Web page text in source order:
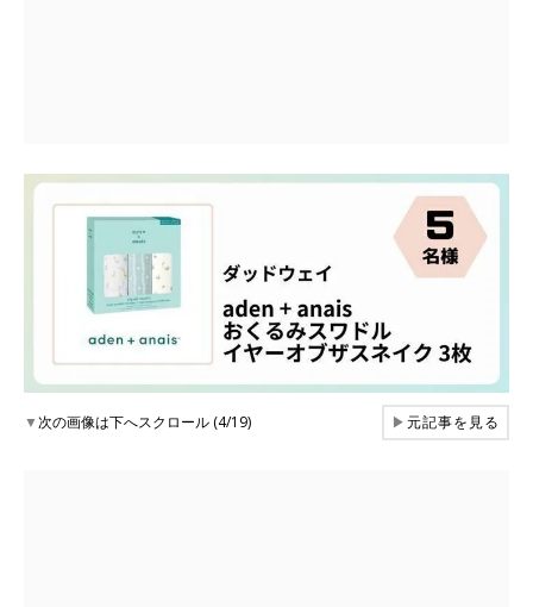
▼次の画像は下へスクロール (4/19) ▶元記事を見る